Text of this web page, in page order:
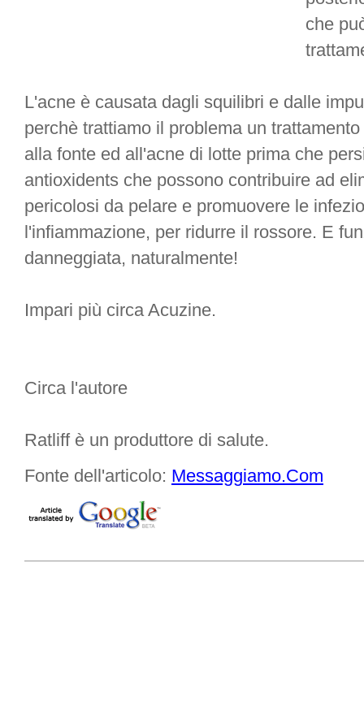
che
L'acne è causata dagli squilibri e dalle
perchè trattiamo il problema un
alla fonte ed all'acne di lotte prima che
antioxidents che possono contribuire ad
pericolosi da pelare e promuovere le
l'infiammazione, per ridurre il rossore. E
danneggiata, naturalmente!
Impari più circa Acuzine.
Circa l'autore
Ratliff è un produttore di salute.
Fonte dell'articolo: Messaggiamo.Com